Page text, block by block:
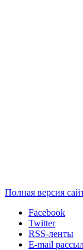
Полная версия
Facebook
Twitter
RSS-ленты
E-mail